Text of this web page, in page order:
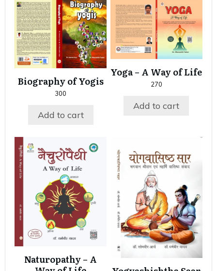
Biography of Yogis
300
Add to cart
Yoga – A Way of Life
270
Add to cart
Naturopathy – A